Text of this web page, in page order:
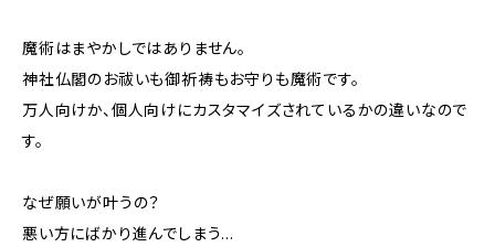
魔術はまやかしではありません。
神社仏閣のお祓いも御祈祷もお守りも魔術です。
万人向けか、個人向けにカスタマイズされているかの違いなので
す。
なぜ願いが叶うの？
悪い方にばかり進んでしまう…